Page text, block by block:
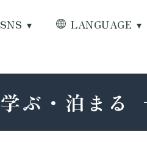
SNS LANGUAGE
学ぶ・泊まる